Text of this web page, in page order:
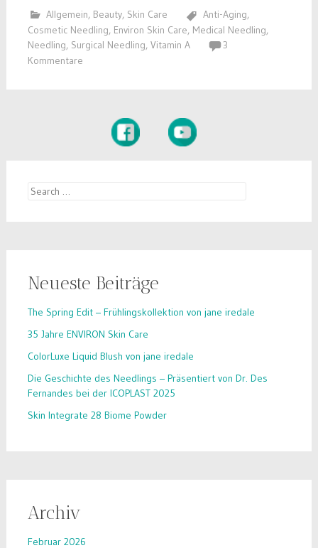
Allgemein, Beauty, Skin Care Anti-Aging,
Cosmetic Needling, Environ Skin Care, Medical Needling,
Needling, Surgical Needling, Vitamin A
3
Kommentare
Search
Neueste Beiträge
The Spring Edit – Frühlingskollektion von jane iredale
35 Jahre ENVIRON Skin Care
ColorLuxe Liquid Blush von jane iredale
Die Geschichte des Needlings – Präsentiert von Dr. Des
Fernandes bei der ICOPLAST 2025
Skin Integrate 28 Biome Powder
Archiv
Februar 2026